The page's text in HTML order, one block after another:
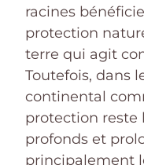
racines
protection
terre qui agit
Toutefois, dans
continental
protection reste
profonds et
principalement